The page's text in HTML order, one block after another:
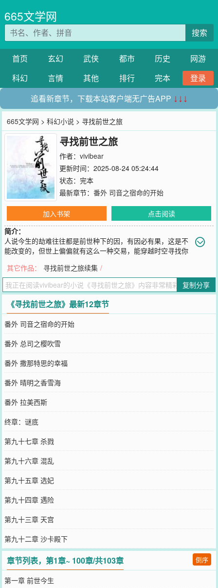
665文学网
搜索
首页 玄幻 武侠 都市 历史
网游
科幻
言情 其他 排行 完本
登录
追看新章节，下载本站客户端无广告APP ↓↓↓
665文学网 >科幻小说 > 寻找前世之旅
寻找前世之旅
作者： vivibear
更新时间：2025-08-24 05:24:44
状态：完本
最新章节： 番外 司音之宿命的开始
加入书架
点击阅读
简介：
人说今生的劫难往往都是前世种下的因，有因必有果，这是不
能改变的，但世上偏偏就有这么一种交易，能穿越时空寻找你
眼泪。叶隐，自小被神秘师父所收养的她，精通通灵术，面对形形色
色的委托人，一次次穿越不同国度的不同时空，在一次次完成任务
后，她是否能化解自己的劫难？她是否会在某个时空失落了自己的爱
情？
您要是觉得《寻找前世之旅》还不错的话请不要忘记向您QQ群和微博
微信里的朋友推荐哦！
其它作品： 寻找前世之旅续集 /
复制分享
《寻找前世之旅》最新12章节
番外 司音之宿命的开始
番外 总司之樱吹雪
番外 撒那特思的幸福
番外 晴明之香雪海
番外 拉美西斯
终章：谜底
第九十七章 杀戮
第九十六章 混乱
第九十五章 选妃
第九十四章 遇险
第九十三章 天宫
第九十二章 沙卡殿下
章节列表，第1章~ 100章/共103章 倒序
第一章 前世今生